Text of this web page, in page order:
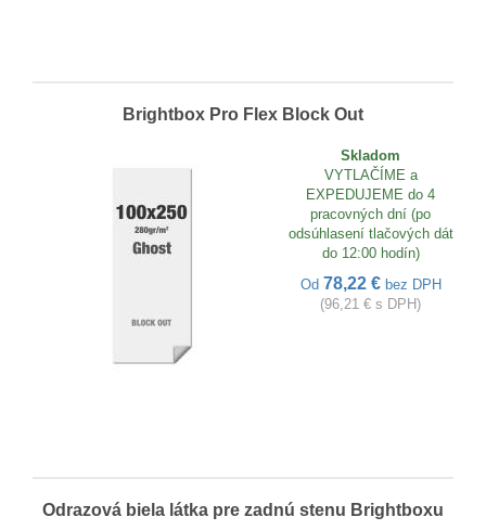
Brightbox Pro Flex Block Out
Skladom
VYTLAČÍME a
EXPEDUJEME do 4
pracovných dní (po
odsúhlasení tlačových dát
do 12:00 hodín)
Od 78,22 € bez DPH
(96,21 € s DPH)
Odrazová biela látka pre zadnú stenu Brightboxu